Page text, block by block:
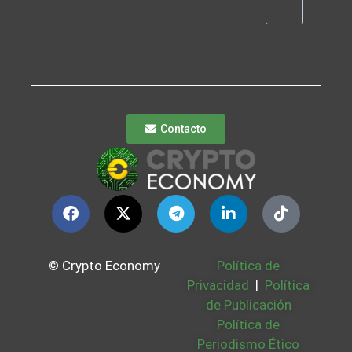
Contacto
© Crypto Economy
Política de
Privacidad | Política
de Publicación
Política de
Periodismo Ético